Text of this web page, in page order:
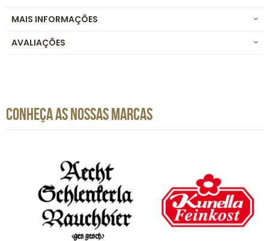
MAIS INFORMAÇÕES
AVALIAÇÕES
CONHEÇA AS NOSSAS MARCAS